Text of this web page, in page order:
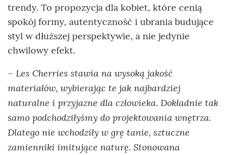
trendy. To propozycja dla kobiet, które cenią
spokój formy, autentyczność i ubrania budujące
styl w dłuższej perspektywie, a nie jedynie
chwilowy efekt.
– Les Cherries stawia na wysoką jakość
materiałów, wybierając te jak najbardziej
naturalne i przyjazne dla człowieka. Dokładnie tak
samo podchodziłyśmy do projektowania wnętrza.
Dlatego nie wchodziły w grę tanie, sztuczne
zamienniki imitujące naturę. Stonowana